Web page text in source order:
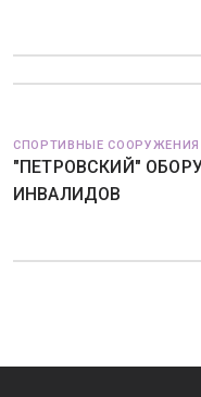
СПОРТИВНЫЕ СООРУЖЕНИЯ
"ПЕТРОВСКИЙ"
ИНВАЛИДОВ